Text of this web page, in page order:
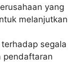
yang
melanjutkan
segala
pendaftaran